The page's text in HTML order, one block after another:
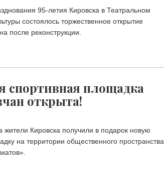
95-летия Кировска в Театральном
состоялось торжественное открытие
после реконструкции.
спортивная площадка
открыта!
жители Кировска получили в подарок новую
на территории общественного пространства